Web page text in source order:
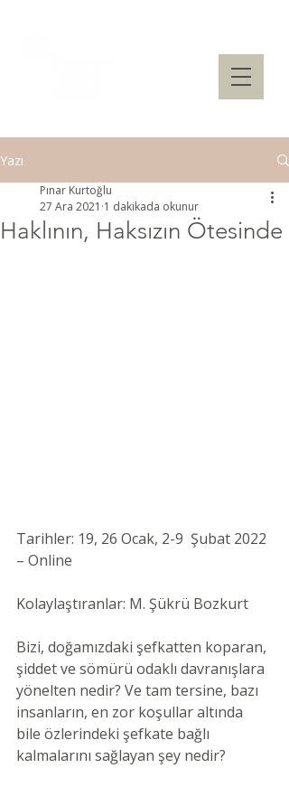
Yazı
Haklının, Haksızın Ötesinde
Pınar Kurtoğlu
27 Ara 2021 1 dakikada okunur
Tarihler: 19, 26 Ocak, 2-9  Şubat 2022
– Online
Kolaylaştıranlar: M. Şükrü Bozkurt
Bizi, doğamızdaki şefkatten koparan,
şiddet ve sömürü odaklı davranışlara
yönelten nedir? Ve tam tersine, bazı
insanların, en zor koşullar altında
bile özlerindeki şefkate bağlı
kalmalarını sağlayan şey nedir?